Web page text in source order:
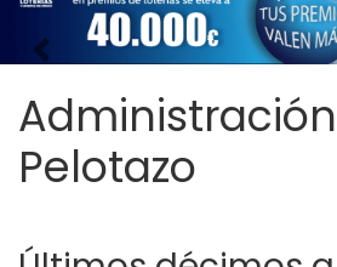
Imagen anterior
Administración
Pelotazo